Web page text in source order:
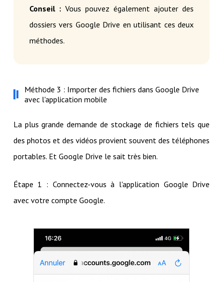
Conseil : Vous pouvez également ajouter des
dossiers vers Google Drive en utilisant ces deux
méthodes.
Méthode 3 : Importer des fichiers dans Google Drive
avec l'application mobile
La plus grande demande de stockage de fichiers tels que
des photos et des vidéos provient souvent des téléphones
portables. Et Google Drive le sait très bien.
Étape 1 : Connectez-vous à l'application Google Drive
avec votre compte Google.